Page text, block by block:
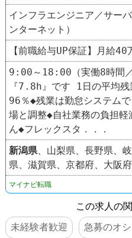
インフラエンジニア／サーバ
ンターネット）
【前職給与UP保証】月給
9:00～18:00（実働8時間
『7.8h』です 1日の平均
96％◆残業は勤怠システム
場と調整◆自社業務の負担
ん◆フレックスタ．．．
新潟県 、山梨県、長野県、
県、滋賀県、京都府、大阪府
マイナビ転職
この求人の
未経験者歓迎
急募のオシ